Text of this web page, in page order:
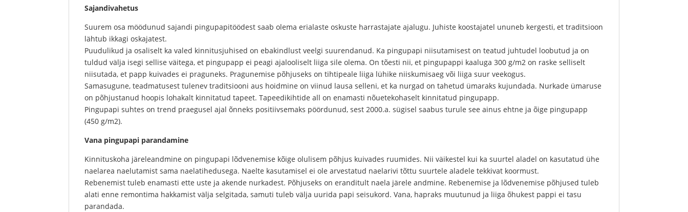
Sajandivahetus
Suurem osa möödunud sajandi pingupapitöödest saab olema erialaste oskuste harrastajate ajalugu. Juhiste koostajatel ununeb kergesti, et traditsioon
lähtub ikkagi oskajatest.
Puudulikud ja osaliselt ka valed kinnitusjuhised on ebakindlust veelgi suurendanud. Ka pingupapi niisutamisest on teatud juhtudel loobutud ja on
tuldud välja isegi sellise väitega, et pingupapp ei peagi ajalooliselt liiga sile olema. On tõesti nii, et pingupappi kaaluga 300 g/m2 on raske selliselt
niisutada, et papp kuivades ei praguneks. Pragunemise põhjuseks on tihtipeale liiga lühike niiskumisaeg või liiga suur veekogus.
Samasugune, teadmatusest tulenev traditsiooni aus hoidmine on viinud lausa selleni, et ka nurgad on tahetud ümaraks kujundada. Nurkade ümaruse
on põhjustanud hoopis lohakalt kinnitatud tapeet. Tapeedikihtide all on enamasti nõuetekohaselt kinnitatud pingupapp.
Pingupapi suhtes on trend praegusel ajal õnneks positiivsemaks pöördunud, sest 2000.a. sügisel saabus turule see ainus ehtne ja õige pingupapp
(450 g/m2).
Vana pingupapi parandamine
Kinnituskoha järeleandmine on pingupapi lõdvenemise kõige olulisem põhjus kuivades ruumides. Nii väikestel kui ka suurtel aladel on kasutatud ühe
naelarea naelutamist sama naelatihedusega. Naelte kasutamisel ei ole arvestatud naelarivi tõttu suurtele aladele tekkivat koormust.
Rebenemist tuleb enamasti ette uste ja akende nurkadest. Põhjuseks on eranditult naela järele andmine. Rebenemise ja lõdvenemise põhjused tuleb
alati enne remontima hakkamist välja selgitada, samuti tuleb välja uurida papi seisukord. Vana, hapraks muutunud ja liiga õhukest pappi ei tasu
parandada.